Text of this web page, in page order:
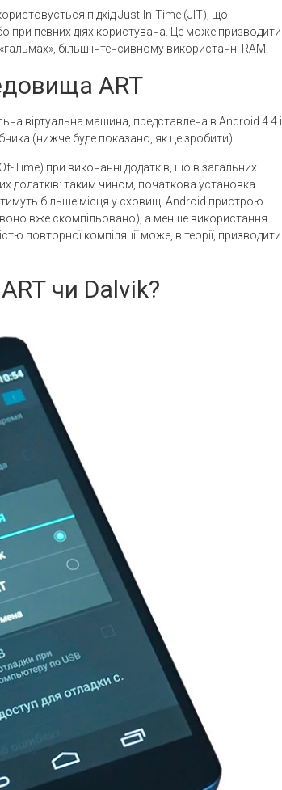
підхід Just-In-Time (JIT), що
при певних діях користувача. Це може призводити
більш інтенсивному використанні RAM.
ART
віртуальна машина, представлена ​​в Android 4.4 і
(нижче буде показано, як це зробити).
Time) при виконанні додатків, що в загальних
додатків: таким чином, початкова установка
більше місця у сховищі Android пристрою
вже скомпільовано), а менше використання
повторної компіляції може, в теорії, призводити
чи Dalvik?